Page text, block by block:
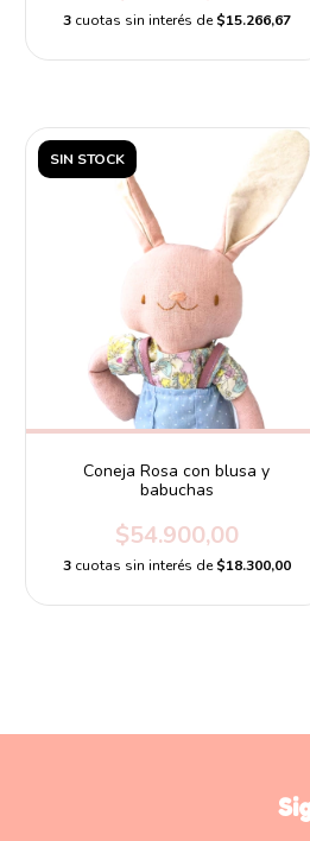
3 cuotas sin interés de$15.266,67
SIN STOCK
Coneja Rosa con blusa y
babuchas
$54.900,00
3 cuotas sin interés de$18.300,00